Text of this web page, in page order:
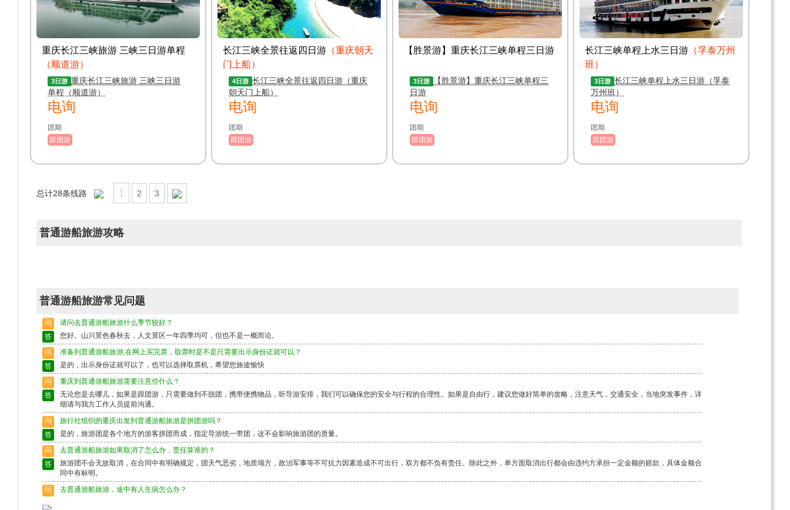
重庆长江三峡旅游 三峡三日游单程
（顺道游）
3日游 重庆长江三峡旅游 三峡三日游
单程（顺道游）
电询
团期
跟团游
长江三峡全景往返四日游 （重庆朝天
门上船）
4日游 长江三峡全景往返四日游（重庆
朝天门上船）
电询
团期
跟团游
【胜景游】重庆长江三峡单程三日游
3日游
【胜景游】重庆长江三峡单程三
日游
电询
团期
跟团游
长江三峡单程上水三日游 （孚泰万州
班）
3日游 长江三峡单程上水三日游（孚泰
万州班）
电询
团期
跟团游
总计28条线路 1 2 3
普通游船旅游攻略
普通游船旅游常见问题
问
请问去普通游船旅游什么季节较好？
答
您好。山川景色春秋去，人文景区一年四季均可，但也不是一概而论。
问
准备到普通游船旅游,在网上买完票，取票时是不是只需要出示身份证就可以？
答
是的，出示身份证就可以了，也可以选择取票机，希望您旅途愉快
问
重庆到普通游船旅游需要注意些什么？
答
无论您是去哪儿，如果是跟团游，只需要做到不脱团，携带便携物品，听导游安排，我们可以确保您的安全与行程的合理性。如果是自由行，建议您做好简单的攻略，注意天气，交通安全，当地突发事件，详
细请与我方工作人员提前沟通。
问
旅行社组织的重庆出发到普通游船旅游是拼团游吗？
答
是的，旅游团是各个地方的游客拼团而成，指定导游统一带团，这不会影响旅游团的质量。
问
去普通游船旅游如果取消了怎么办，责任算谁的？
答
旅游团不会无故取消，在合同中有明确规定，团天气恶劣，地质塌方，政治军事等不可抗力因素造成不可出行，双方都不负有责任。除此之外，单方面取消出行都会由违约方承担一定金额的赔款，具体金额合
同中有标明。
问
去普通游船旅游，途中有人生病怎么办？
答